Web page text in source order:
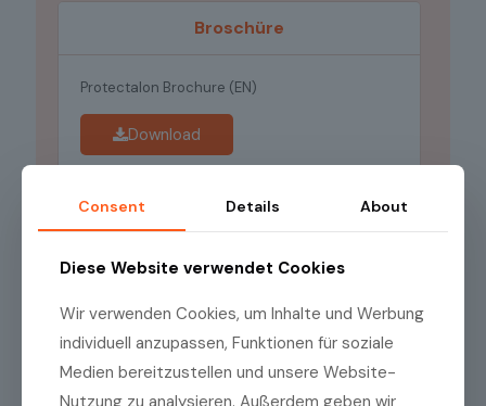
Broschüre
Protectalon Brochure (EN)
Download
Consent Details About
Diese Website verwendet Cookies
Wir verwenden Cookies, um Inhalte und Werbung
individuell anzupassen, Funktionen für soziale
Medien bereitzustellen und unsere Website-
Nutzung zu analysieren. Außerdem geben wir